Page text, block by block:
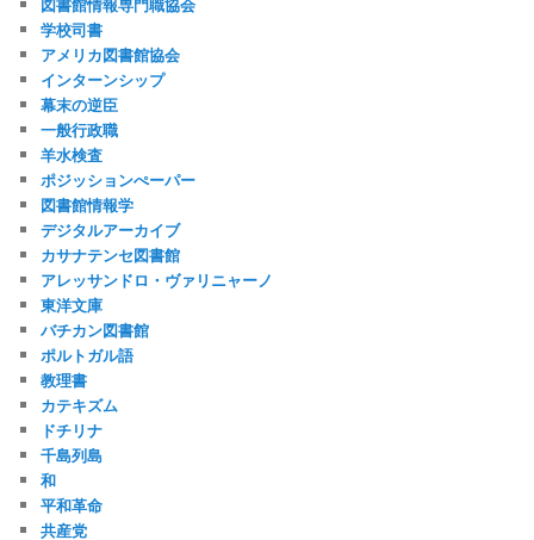
学校司書
アメリカ図書館協会
インターンシップ
幕末の逆臣
一般行政職
羊水検査
ポジッションぺーパー
図書館情報学
デジタルアーカイブ
カサナテンセ図書館
アレッサンドロ・ヴァリニャーノ
東洋文庫
バチカン図書館
ポルトガル語
教理書
カテキズム
ドチリナ
千島列島
和
平和革命
共産党